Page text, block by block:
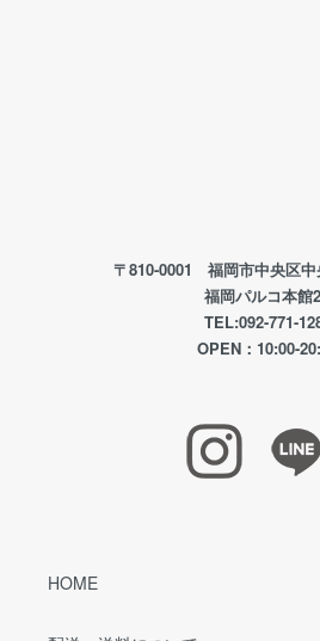
〒810-0001 福岡市中央区中
福岡パルコ本館
TEL:092-771-
OPEN：10:00-
HOME